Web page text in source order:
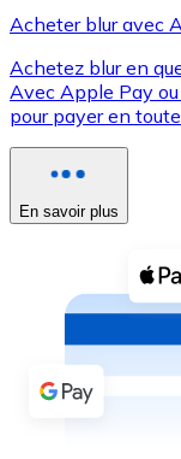
XRP
XRP
Voir toutes
Coupons crypto
Achetez des
Acheter avec
Virement SEPA
Acheter blur avec
Achetez blur en
Avec Apple Pay
pour payer en
En savoir plus